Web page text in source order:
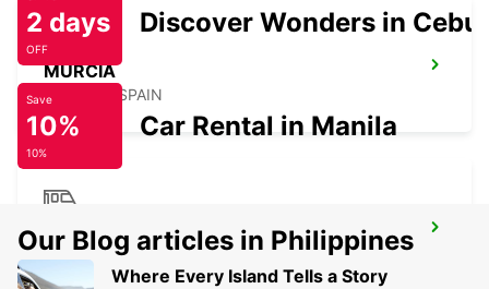
MURCIA
MURCIA - SPAIN
CASTELLON MAIN STATION
CASTELLON - SPAIN
2 days
OFF
Discover Wonders in Cebu
Save
10%
10%
Car Rental in Manila
Our Blog articles in Philippines
Where Every Island Tells a Story